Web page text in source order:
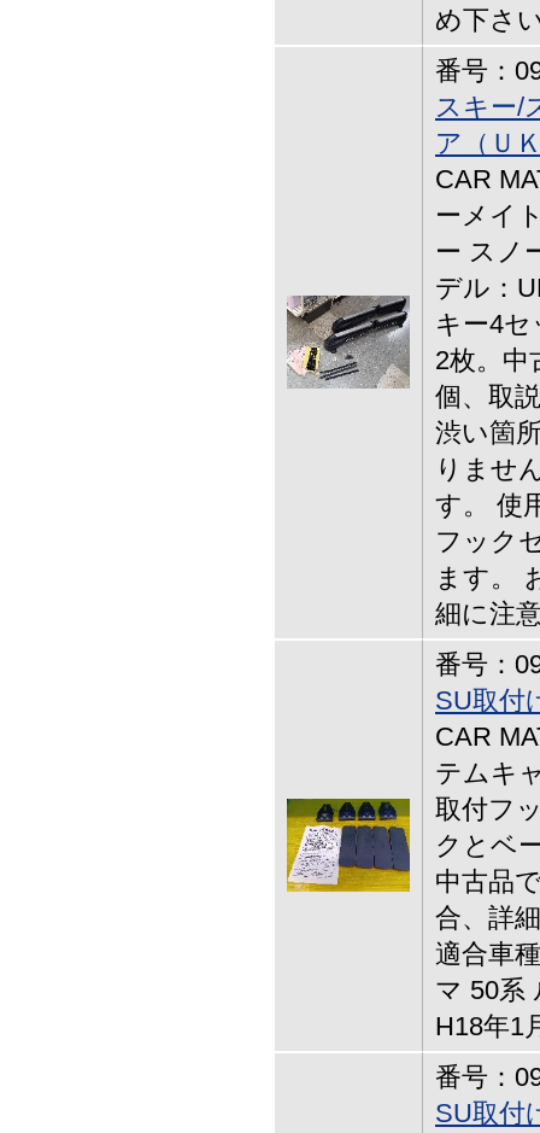
め下さ
番号：
スキー/
ア（Ｕ
CAR
ーメイ
ー スノ
デル：
キー4
2枚。
個、取
渋い箇
りませ
す。 使
フック
ます。
細に注
番号：
SU取付
CAR
テムキ
取付フ
クとベ
中古品
合、詳
適合車
マ 50系
H18年1
番号：
SU取付